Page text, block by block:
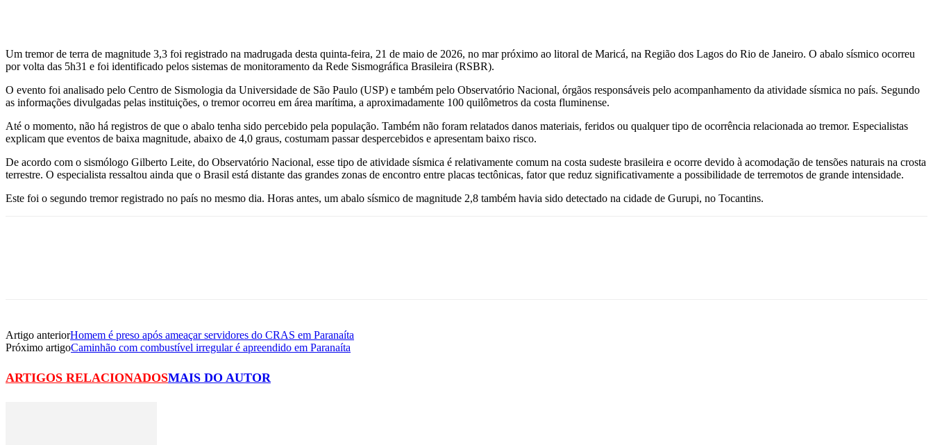
Um tremor de terra de magnitude 3,3 foi registrado na madrugada desta quinta-feira, 21 de maio de 2026, no mar próximo ao litoral de Maricá, na Região dos Lagos do Rio de Janeiro. O abalo sísmico ocorreu
por volta das 5h31 e foi identificado pelos sistemas de monitoramento da Rede Sismográfica Brasileira (RSBR).
O evento foi analisado pelo Centro de Sismologia da Universidade de São Paulo (USP) e também pelo Observatório Nacional, órgãos responsáveis pelo acompanhamento da atividade sísmica no país. Segundo
as informações divulgadas pelas instituições, o tremor ocorreu em área marítima, a aproximadamente 100 quilômetros da costa fluminense.
Até o momento, não há registros de que o abalo tenha sido percebido pela população. Também não foram relatados danos materiais, feridos ou qualquer tipo de ocorrência relacionada ao tremor. Especialistas
explicam que eventos de baixa magnitude, abaixo de 4,0 graus, costumam passar despercebidos e apresentam baixo risco.
De acordo com o sismólogo Gilberto Leite, do Observatório Nacional, esse tipo de atividade sísmica é relativamente comum na costa sudeste brasileira e ocorre devido à acomodação de tensões naturais na crosta
terrestre. O especialista ressaltou ainda que o Brasil está distante das grandes zonas de encontro entre placas tectônicas, fator que reduz significativamente a possibilidade de terremotos de grande intensidade.
Este foi o segundo tremor registrado no país no mesmo dia. Horas antes, um abalo sísmico de magnitude 2,8 também havia sido detectado na cidade de Gurupi, no Tocantins.
Artigo anteriorHomem é preso após ameaçar servidores do CRAS em Paranaíta
Próximo artigoCaminhão com combustível irregular é apreendido em Paranaíta
ARTIGOS RELACIONADOSMAIS DO AUTOR